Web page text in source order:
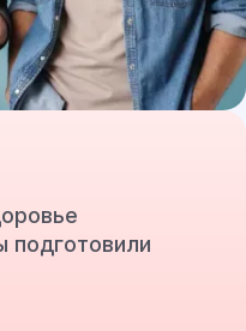
подготовили